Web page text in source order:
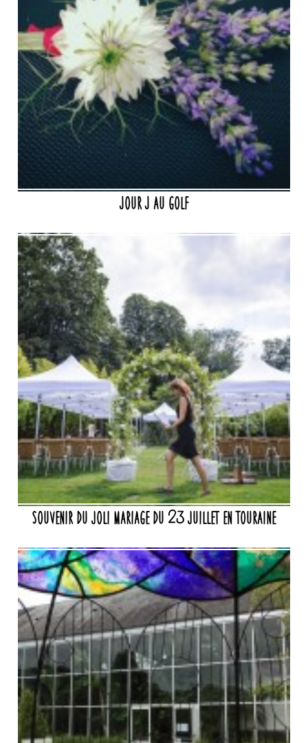
Jour J au golf
Souvenir du joli mariage du 23 juillet en Touraine